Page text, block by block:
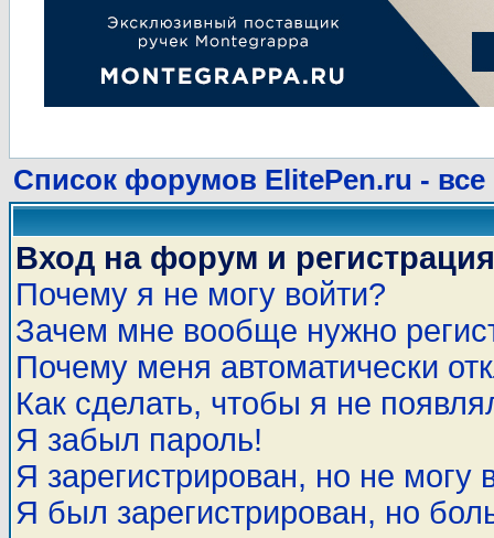
Список форумов ElitePen.ru - все
Вход на форум и регистрация
Почему я не могу войти?
Зачем мне вообще нужно
Почему меня автоматически
Как сделать, чтобы я не
Я забыл пароль!
Я зарегистрирован, но не могу
Я был зарегистрирован, но